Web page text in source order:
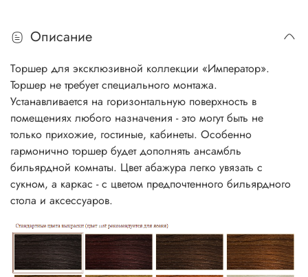
Описание
Tоршер для эксклюзивной коллекции «Император».
Торшер не требует специального монтажа.
Устанавливается на горизонтальную поверхность в
помещениях любого назначения - это могут быть не
только прихожие, гостиные, кабинеты. Особенно
гармонично торшер будет дополнять ансамбль
бильярдной комнаты. Цвет абажура легко увязать с
сукном, а каркас - с цветом предпочтенного бильярдного
стола и аксессуаров.